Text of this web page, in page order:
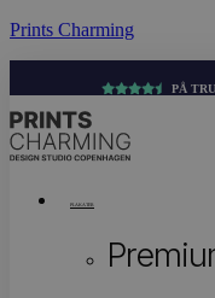
Prints Charming
PÅ
Menu
PLAKATER